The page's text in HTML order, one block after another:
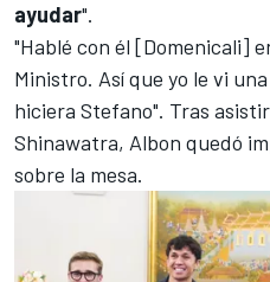
ayudar".
"Hablé con él [Domenicali]
Ministro. Así que yo le vi
hiciera Stefano". Tras
Shinawatra, Albon quedó
sobre la mesa.